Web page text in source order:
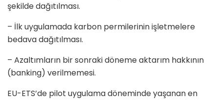
şekilde dağıtılması.
– İlk uygulamada karbon permilerinin işletmelere
bedava dağıtılması.
– Azaltımların bir sonraki döneme aktarım hakkının
(banking) verilmemesi.
EU-ETS’de pilot uygulama döneminde yaşanan en